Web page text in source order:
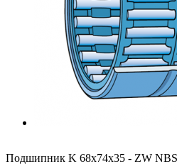
Подшипник K 68x74x35 - ZW NBS